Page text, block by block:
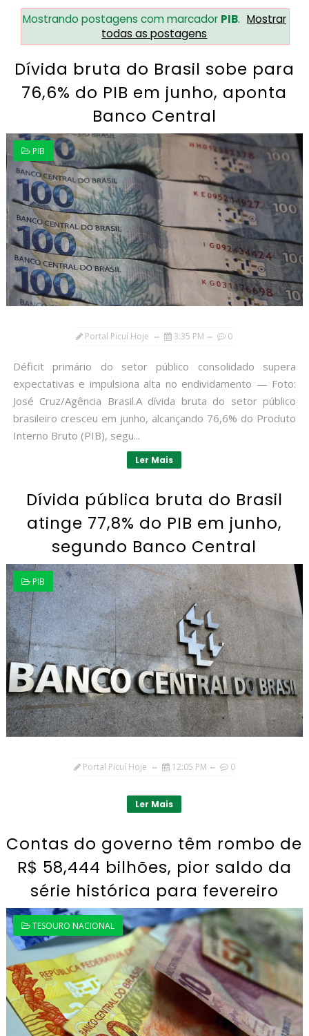
Mostrando postagens com marcador PIB. Mostrar
todas as postagens
Dívida bruta do Brasil sobe para
76,6% do PIB em junho, aponta
Banco Central
PIB
Portal Picuí Hoje 3:35 PM 0
Déficit primário do setor público consolidado supera
expectativas e impulsiona alta no endividamento — Foto:
José Cruz/Agência Brasil.A dívida bruta do setor público
brasileiro cresceu em junho, alcançando 76,6% do Produto
Interno Bruto (PIB), segu...
Ler Mais
Dívida pública bruta do Brasil
atinge 77,8% do PIB em junho,
segundo Banco Central
PIB
Portal Picuí Hoje 12:05 PM 0
Ler Mais
Contas do governo têm rombo de
R$ 58,444 bilhões, pior saldo da
série histórica para fevereiro
TESOURO NACIONAL